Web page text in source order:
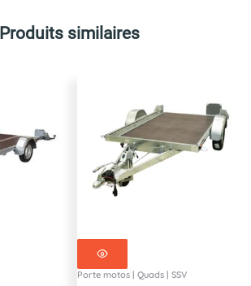
Produits similaires
Porte motos | Quads | SSV